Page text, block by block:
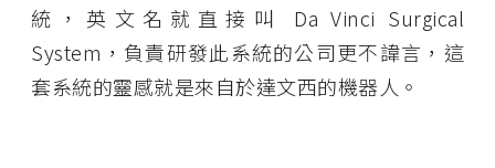
統，英文名就直接叫 Da Vinci Surgical
System，負責研發此系統的公司更不諱言，這
套系統的靈感就是來自於達文西的機器人。